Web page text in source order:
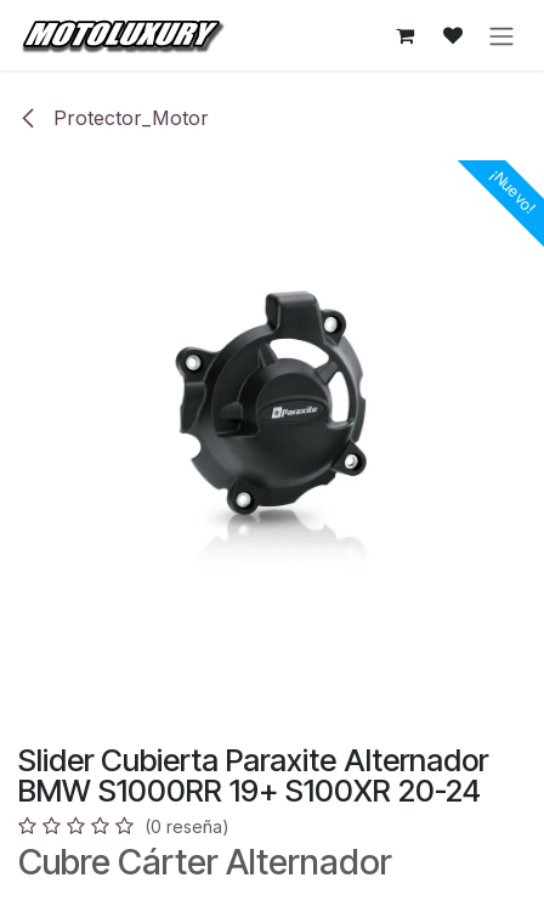
Ir al contenido
Protector_Motor
¡Nuevo!
Slider Cubierta Paraxite Alternador
BMW S1000RR 19+ S100XR 20-24
(0 reseña)
Cubre Cárter Alternador